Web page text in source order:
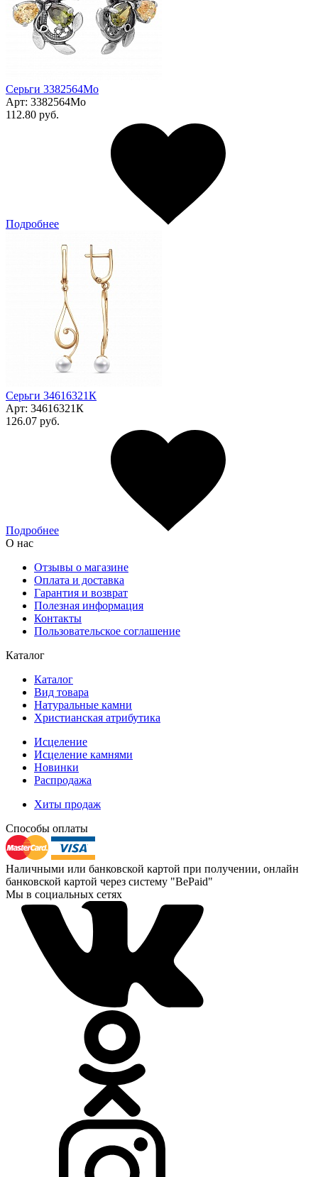
Серьги 3382564Мо
Арт: 3382564Мо
112.80 руб.
Подробнее
Серьги 34616321К
Арт: 34616321К
126.07 руб.
Подробнее
О нас
Отзывы о магазине
Оплата и доставка
Гарантия и возврат
Полезная информация
Контакты
Пользовательское соглашение
Каталог
Каталог
Вид товара
Натуральные камни
Христианская атрибутика
Исцеление
Исцеление камнями
Новинки
Распродажа
Хиты продаж
Способы оплаты
Наличными или банковской картой при получении, онлайн
банковской картой через систему "BePaid"
Мы в социальных сетях